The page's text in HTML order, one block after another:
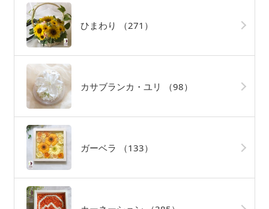
ひまわり （271）
カサブランカ・ユリ （98）
ガーベラ （133）